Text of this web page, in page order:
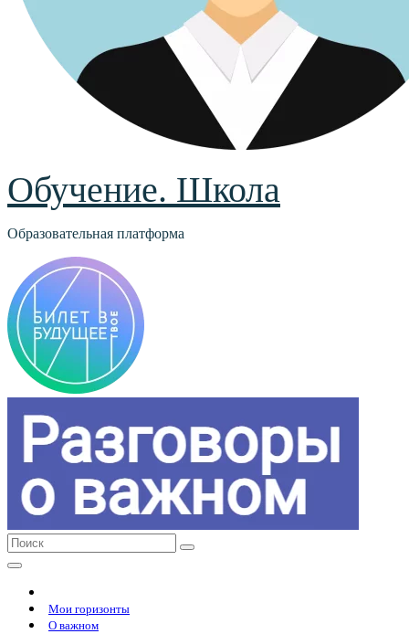
Обучение. Школа
Образовательная платформа
Мои горизонты
О важном